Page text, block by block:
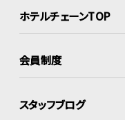
ホテルチェーンTOP
会員制度
スタッフブログ